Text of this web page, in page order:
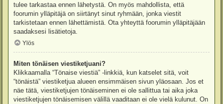
tulee tarkastaa ennen lähetystä. On myös mahdollista, että
foorumin ylläpitäjä on siirtänyt sinut ryhmään, jonka viestit
tarkistetaan ennen lähettämistä. Ota yhteyttä foorumin ylläpitäjään
saadaksesi lisätietoja.
Ylös
Miten tönäisen viestiketjuani?
Klikkaamalla “Tönaise viestiä” -linkkiä, kun katselet sitä, voit
“tönäistä” viestiketjua alueen ensimmäisen sivun yläosaan. Jos et
näe tätä, viestiketjujen tönäiseminen ei ole sallittua tai aika joka
viestiketjujen tönäisemisen välillä vaaditaan ei ole vielä kulunut. On